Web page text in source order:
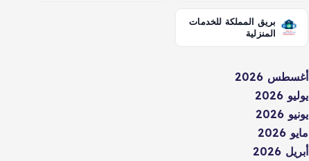
بريق المملكة للخدمات
المنزلية
أغسطس 2026
يوليو 2026
يونيو 2026
مايو 2026
أبريل 2026